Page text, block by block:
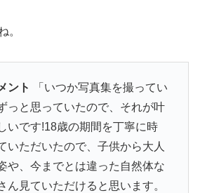
。
ント
「いつか写真集を撮ってい
っと思っていたので、それが叶
いです!18歳の期間を丁寧に時
いただいたので、子供から大人
や、今までとは違った自然体な
ん見ていただけると思います。